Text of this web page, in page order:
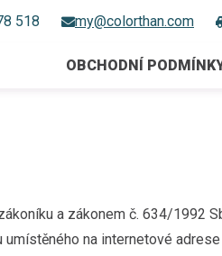
518 my@colorthan.com
OBCHODNÍ
a zákonem č. 634/1992
na internetové